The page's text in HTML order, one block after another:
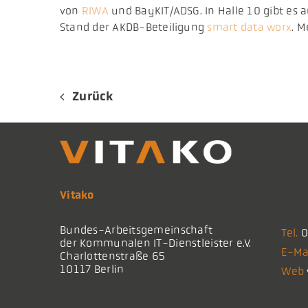
von RIWA und BayKIT/ADSG. In Halle 10 gibt
Stand der AKDB-Beteiligung smart data worx.
Zurück
Vitako
Bundes-Arbeitsgemeinschaft
der Kommunalen IT-Dienstleister e.V.
Charlottenstraße 65
10117 Berlin
Tel.
E-
Web